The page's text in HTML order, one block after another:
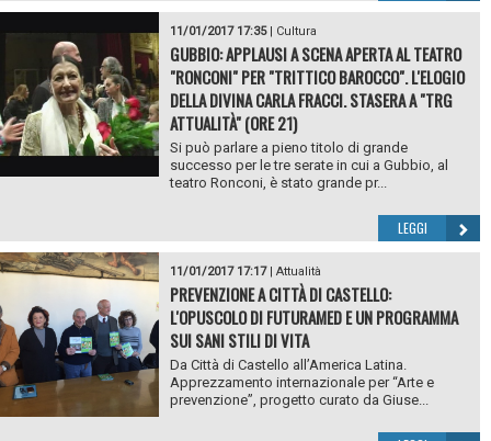
11/01/2017 17:35| Cultura
GUBBIO: APPLAUSI A SCENA APERTA AL TEATRO
"RONCONI" PER "TRITTICO BAROCCO". L'ELOGIO
DELLA DIVINA CARLA FRACCI. STASERA A "TRG
ATTUALITÀ" (ORE 21)
Si può parlare a pieno titolo di grande
successo per le tre serate in cui a Gubbio, al
teatro Ronconi, è stato grande pr...
LEGGI
11/01/2017 17:17| Attualità
PREVENZIONE A CITTÀ DI CASTELLO:
L'OPUSCOLO DI FUTURAMED E UN PROGRAMMA
SUI SANI STILI DI VITA
Da Città di Castello all’America Latina.
Apprezzamento internazionale per “Arte e
prevenzione”, progetto curato da Giuse...